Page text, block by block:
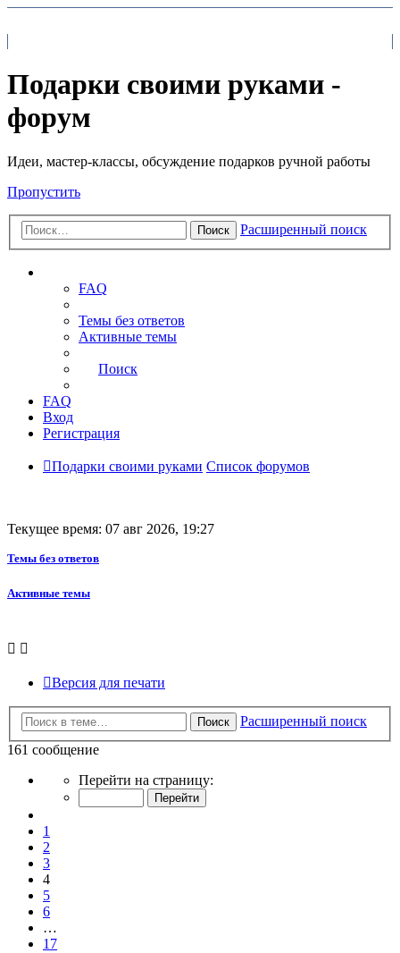
Подарки своими руками -
форум
Идеи, мастер-классы, обсуждение подарков ручной работы
Пропустить
Поиск Расширенный поиск
FAQ
Темы без ответов
Активные темы
Поиск
FAQ
Вход
Регистрация
Подарки своими руками Список форумов
Текущее время: 07 авг 2026, 19:27
Темы без ответов
Активные темы
Версия для печати
Поиск
Расширенный поиск
161 сообщение
Страница
17
Перейти на страницу:
1
2
3
4
5
6
…
17